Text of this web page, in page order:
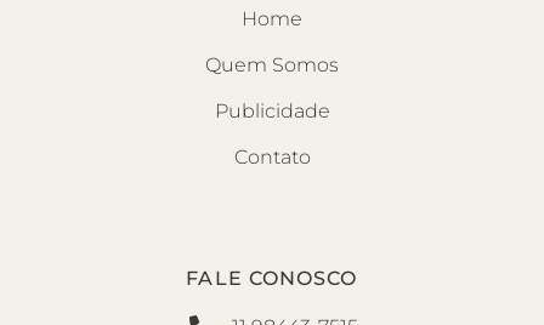
Home
Quem Somos
Publicidade
Contato
FALE CONOSCO